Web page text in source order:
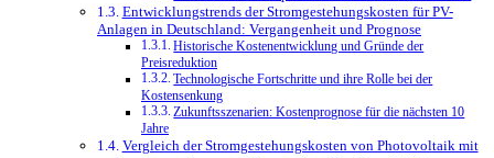
Entwicklungstrends der Stromgestehungskosten für PV-
Anlagen in Deutschland: Vergangenheit und Prognose
Historische Kostenentwicklung und Gründe der
Preisreduktion
Technologische Fortschritte und ihre Rolle bei der
Kostensenkung
Zukunftsszenarien: Kostenprognose für die nächsten 10
Jahre
Vergleich der Stromgestehungskosten von Photovoltaik mit